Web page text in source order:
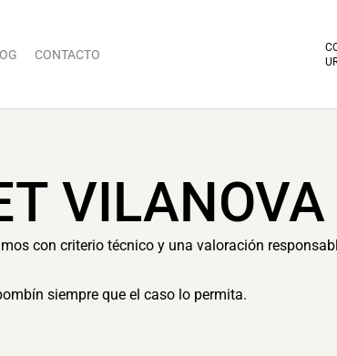
CONTACTO
con criterio técnico y una valoración
siempre que el caso lo permita.